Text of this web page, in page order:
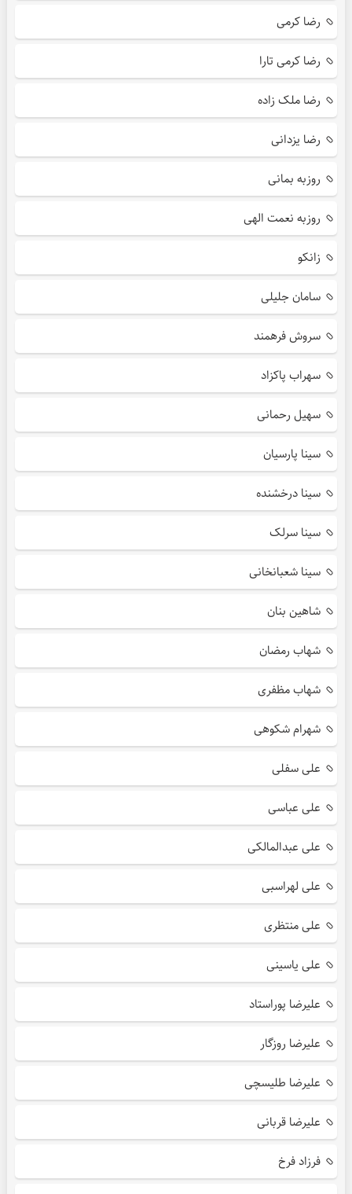
رضا کرمی
رضا کرمی تارا
رضا ملک زاده
رضا یزدانی
روزبه بمانی
روزبه نعمت الهی
زانکو
سامان جلیلی
سروش فرهمند
سهراب پاکزاد
سهیل رحمانی
سینا پارسیان
سینا درخشنده
سینا سرلک
سینا شعبانخانی
شاهین بنان
شهاب رمضان
شهاب مظفری
شهرام شکوهی
علی سفلی
علی عباسی
علی عبدالمالکی
علی لهراسبی
علی منتظری
علی یاسینی
علیرضا پوراستاد
علیرضا روزگار
علیرضا طلیسچی
علیرضا قربانی
فرزاد فرخ